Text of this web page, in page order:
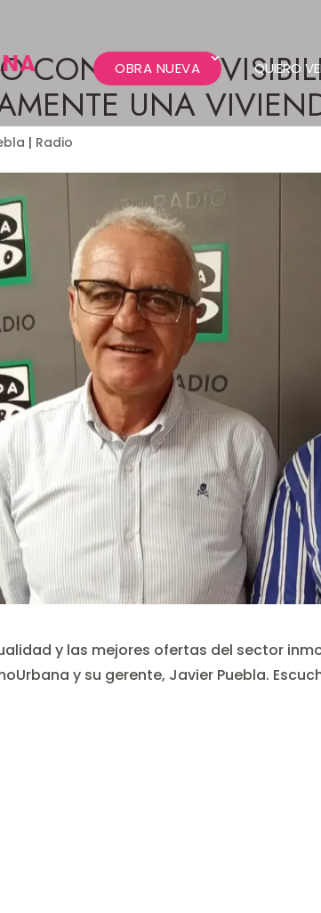
OBRA NUEVA QUIERO
CONSEGUIR
UNA
| Radio
y las mejores ofertas del sector
y su gerente, Javier Puebla.